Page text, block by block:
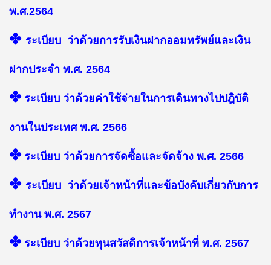
พ.ศ.2564
✤ ระเบียบ ว่าด้วยการรับเงินฝากออมทรัพย์และเงิน
ฝากประจำ พ.ศ. 2564
✤ ระเบียบ ว่าด้วยค่าใช้จ่ายในการเดินทางไปปฎิบัติ
งานในประเทศ พ.ศ. 2566
✤ ระเบียบ ว่าด้วยการจัดซื้อและจัดจ้าง พ.ศ. 2566
✤ ระเบียบ ว่าด้วยเจ้าหน้าที่และข้อบังคับเกี่ยวกับการ
ทำงาน พ.ศ. 2567
✤ ระเบียบ ว่าด้วยทุนสวัสดิการเจ้าหน้าที่ พ.ศ. 2567